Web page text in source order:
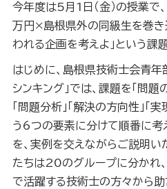
今年度は5月1日（金）の授業で
万円×島根県外の同級生を巻き
われる企画を考えよ」という課
はじめに、島根県技術士会青年
シンキング」では、課題を「問題
「問題分析」「解決の方向性」「
う6つの要素に分けて順番に考
を、実例を交えながらご説明い
たちは20のグループに分かれ
で活躍する技術士の方々から